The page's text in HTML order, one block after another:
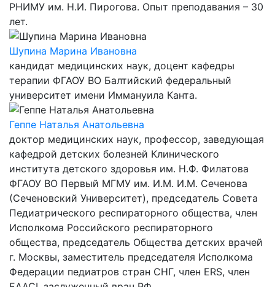
РНИМУ им. Н.И. Пирогова. Опыт преподавания – 30
лет.
Шупина Марина Ивановна
кандидат медицинских наук, доцент кафедры
терапии ФГАОУ ВО Балтийский федеральный
университет имени Иммануила Канта.
Геппе Наталья Анатольевна
доктор медицинских наук, профессор, заведующая
кафедрой детских болезней Клинического
института детского здоровья им. Н.Ф. Филатова
ФГАОУ ВО Первый МГМУ им. И.М. И.М. Сеченова
(Сеченовский Университет), председатель Cовета
Педиатрического респираторного общества, член
Исполкома Российского респираторного
общества, председатель Общества детских врачей
г. Москвы, заместитель председателя Исполкома
Федерации педиатров стран СНГ, член ERS, член